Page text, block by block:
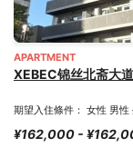
APARTMENT
XEBEC锦丝北斋大道
期望入住條件： 女性 男性
¥162,000 -